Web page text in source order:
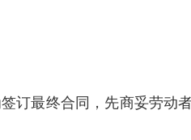
订最终合同，先商妥劳动